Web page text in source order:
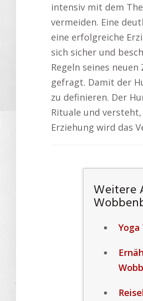
intensiv mit dem
vermeiden. Eine
eine erfolgreiche
sich sicher und
Regeln seines
gefragt. Damit der
zu definieren. Der
Rituale und
Erziehung wird das
Weitere